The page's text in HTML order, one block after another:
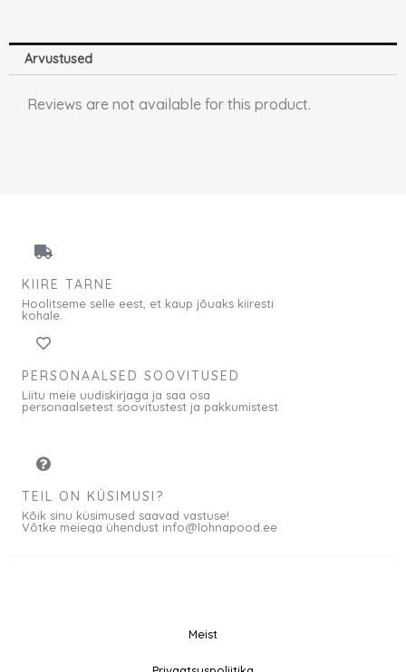
Arvustused
Reviews are not available for this product.
KIIRE TARNE
Hoolitseme selle eest, et kaup jõuaks kiiresti
kohale.
PERSONAALSED SOOVITUSED
Liitu meie uudiskirjaga ja saa osa
personaalsetest soovitustest ja pakkumistest
TEIL ON KÜSIMUSI?
Kõik sinu küsimused saavad vastuse!
Võtke meiega ühendust info@lohnapood.ee
Meist